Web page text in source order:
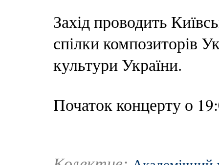
Захід проводить
спілки композиторів
культури України.
Початок концерту о